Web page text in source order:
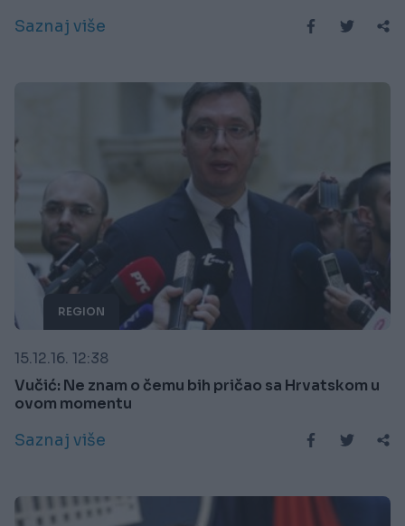
Saznaj više
REGION
15.12.16. 12:38
Vučić: Ne znam o čemu bih pričao sa Hrvatskom u
ovom momentu
Saznaj više